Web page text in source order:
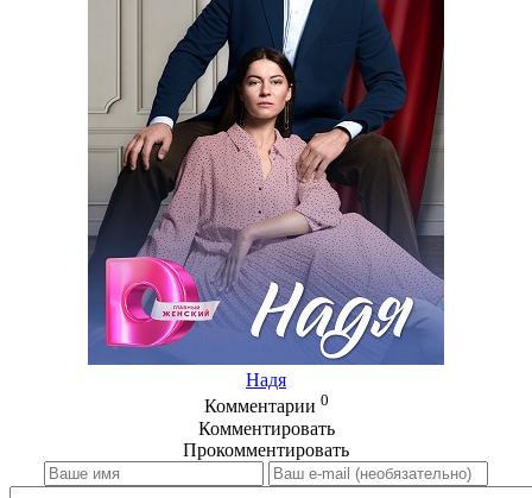
Надя
Комментарии 0
Комментировать
Прокомментировать